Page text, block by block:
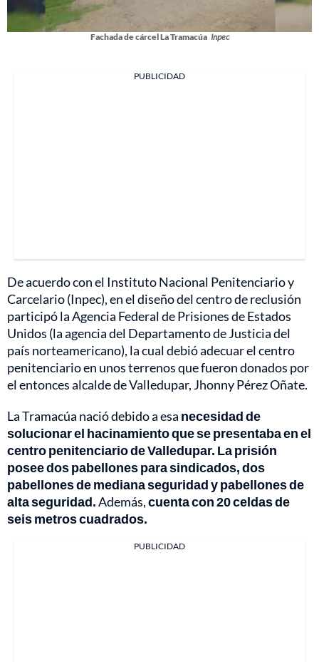
Fachada de cárcel La Tramacúa Inpec
PUBLICIDAD
De acuerdo con el Instituto Nacional Penitenciario y
Carcelario (Inpec), en el diseño del centro de reclusión
participó la Agencia Federal de Prisiones de Estados
Unidos (la agencia del Departamento de Justicia del
país norteamericano), la cual debió adecuar el centro
penitenciario en unos terrenos que fueron donados por
el entonces alcalde de Valledupar, Jhonny Pérez Oñate.
La Tramacúa nació debido a esa necesidad de
solucionar el hacinamiento que se presentaba en el
centro penitenciario de Valledupar. La prisión
posee dos pabellones para sindicados, dos
pabellones de mediana seguridad y pabellones de
alta seguridad.Además,cuenta con 20 celdas de
seis metros cuadrados.
PUBLICIDAD